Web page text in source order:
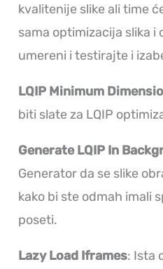
kvalitenije slike ali time
sama optimizacija slika
umereni i testirajte i
LQIP Minimum
biti slate za LQIP
Generate LQIP In
Generator da se slike
kako bi ste odmah imali
poseti.
Lazy Load Iframes: Ista